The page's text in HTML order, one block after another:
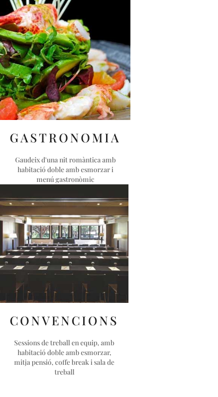
GASTRONOMIA
Gaudeix d'una nit romàntica amb
habitació doble amb esmorzar i
menú gastronòmic
CONVENCIONS
Sessions de treball en equip, amb
habitació doble amb esmorzar,
mitja pensió, coffe break i sala de
treball